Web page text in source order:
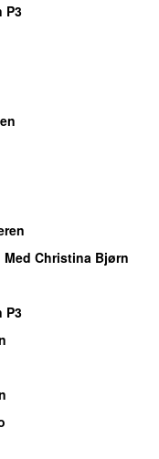
P3
Med Christina Bjørn
P3